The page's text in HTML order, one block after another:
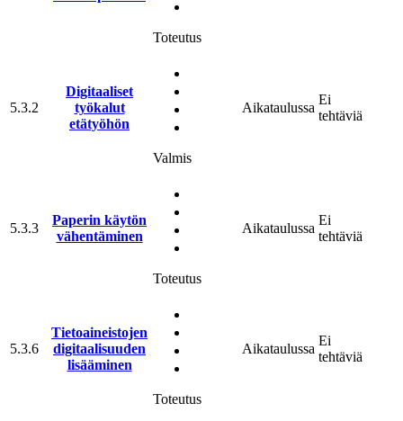
Toteutus
5.3.2
Digitaaliset
työkalut
etätyöhön
Valmis
Aikataulussa
Ei
tehtäviä
5.3.3
Paperin käytön
vähentäminen
Toteutus
Aikataulussa
Ei
tehtäviä
5.3.6
Tieto­aineistojen
digitaalisuuden
lisääminen
Toteutus
Aikataulussa
Ei
tehtäviä